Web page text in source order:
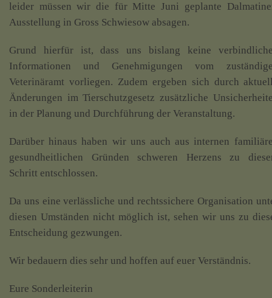
leider müssen wir die für Mitte Juni geplante
Ausstellung in Gross Schwiesow absagen.
Grund hierfür ist, dass uns bislang keine
Informationen und Genehmigungen vom
Veterinäramt vorliegen. Zudem ergeben sich durch
Änderungen im Tierschutzgesetz zusätzliche
in der Planung und Durchführung der Veranstaltung.
Darüber hinaus haben wir uns auch aus internen
gesundheitlichen Gründen schweren Herzens zu
Schritt entschlossen.
Da uns eine verlässliche und rechtssichere Organisation
diesen Umständen nicht möglich ist, sehen wir uns zu
Entscheidung gezwungen.
Wir bedauern dies sehr und hoffen auf euer Verständnis.
Eure Sonderleiterin